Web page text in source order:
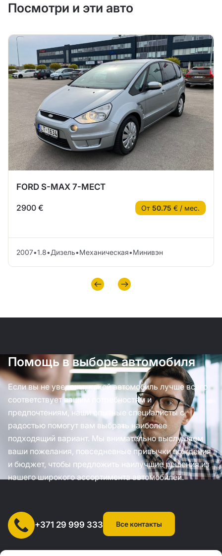
Посмотри и эти авто
FORD S-MAX 7-МЕСТ
2900 € От 50.75 € / мес.
2007•1.8•Дизель•Механическая•Минивэн
Помощь в выборе автомобиля
Если вы не уверены, какой автомобиль лучше всего
соответствует вашим потребностям и
предпочтениям, наши опытные специалисты с
радостью помогут вам выбрать наиболее
подходящий вариант. Мы внимательно выслушаем
ваши пожелания, повседневные привычки вождения
и бюджет, чтобы предложить наилучшие решения из
нашего широкого ассортимента автомобилей.
+371 29 999 333 Все контакты